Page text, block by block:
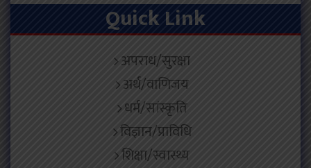
Quick Link
अपराध/सुरक्षा
अर्थ/वाणिजय
धर्म/सांस्कृति
विज्ञान/प्राविधि
शिक्षा/स्वास्थ्य